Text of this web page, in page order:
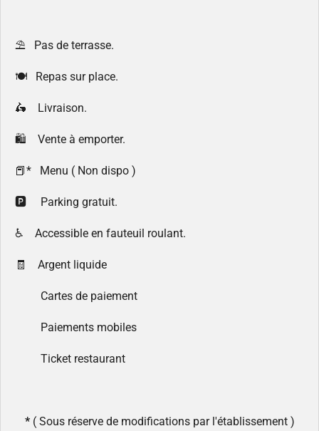
⛱️ Pas de terrasse.
🍽 Repas sur place.
🛵 Livraison.
🛍 Vente à emporter.
📕* Menu ( Non dispo )
🅿️ Parking gratuit.
♿ Accessible en fauteuil roulant.
🧾 Argent liquide
Cartes de paiement
Paiements mobiles
Ticket restaurant
*( Sous réserve de modifications par l'établissement )